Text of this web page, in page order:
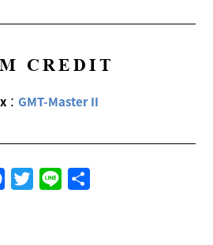
CREDIT
： GMT-Master II
FacebookTwitterLine